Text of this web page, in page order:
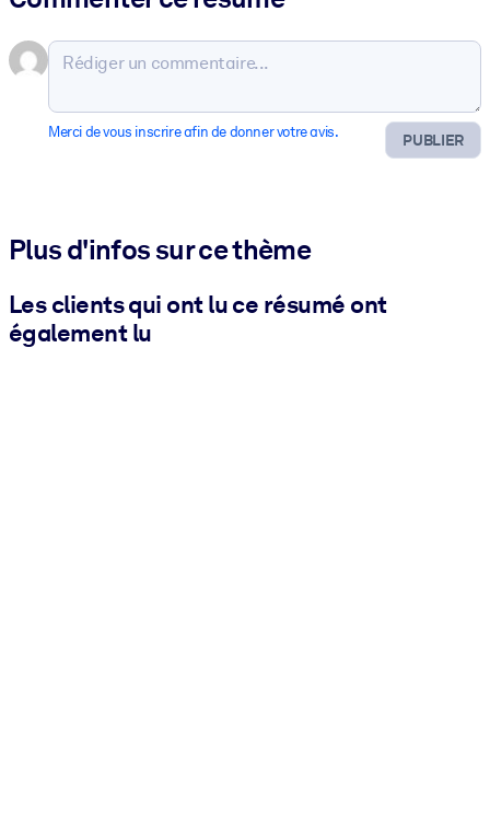
PUBLIER
Merci de vous inscrire afin de donner votre avis.
Plus d'infos sur ce thème
Les clients qui ont lu ce résumé ont
également lu